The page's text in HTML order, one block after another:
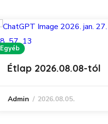
Egyéb
Étlap 2026.08.08-tól
Admin 2026.08.05.